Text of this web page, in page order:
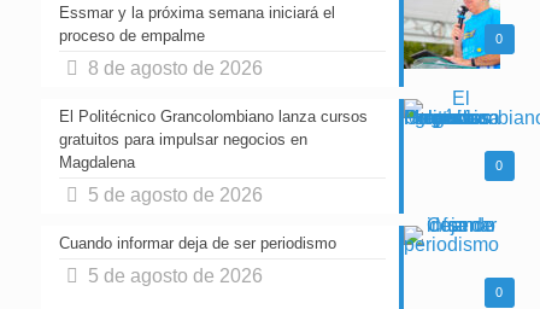
0
Essmar y la próxima semana iniciará el
proceso de empalme
8 de agosto de 2026
0
El Politécnico Grancolombiano lanza cursos
gratuitos para impulsar negocios en
Magdalena
5 de agosto de 2026
0
Cuando informar deja de ser periodismo
5 de agosto de 2026